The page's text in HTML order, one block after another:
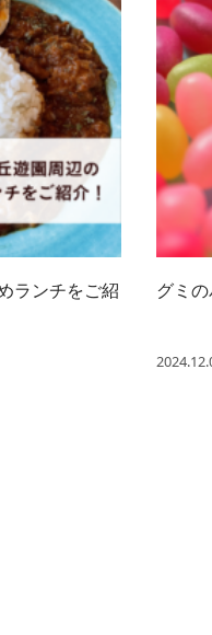
ランチをご紹
グミ